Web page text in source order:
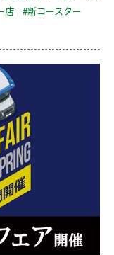
店
#新コースター